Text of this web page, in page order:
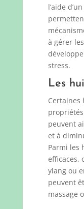
l’aide
à gérer
stress.
Les
Certaines
peuvent
et à
Parmi les
efficaces,
ylang ou
peuvent
massage